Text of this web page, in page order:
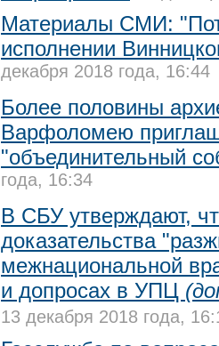
Материалы СМИ:
исполнении
декабря 2018 года, 16:44
Более половины
Варфоломею
"объединительный
года, 16:34
В СБУ утверждают,
доказательства
межнациональной
и допросах в УПЦ
13 декабря 2018 года,